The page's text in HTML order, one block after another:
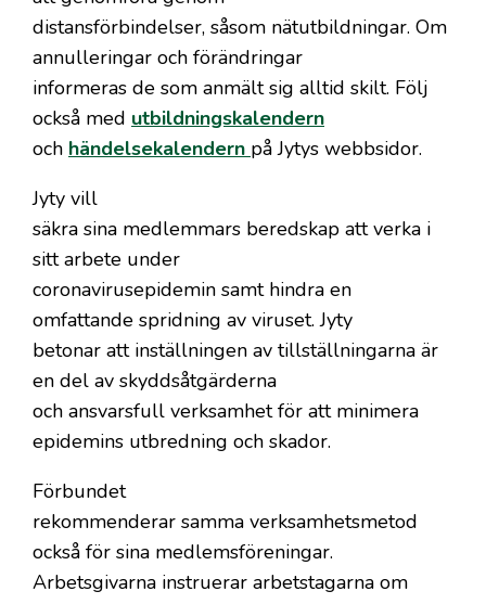
distansförbindelser, såsom nätutbildningar. Om
annulleringar och förändringar
informeras de som anmält sig alltid skilt. Följ
också med utbildningskalendern
och händelsekalendern på Jytys webbsidor.
Jyty vill
säkra sina medlemmars beredskap att verka i
sitt arbete under
coronavirusepidemin samt hindra en
omfattande spridning av viruset. Jyty
betonar att inställningen av tillställningarna är
en del av skyddsåtgärderna
och ansvarsfull verksamhet för att minimera
epidemins utbredning och skador.
Förbundet
rekommenderar samma verksamhetsmetod
också för sina medlemsföreningar.
Arbetsgivarna instruerar arbetstagarna om